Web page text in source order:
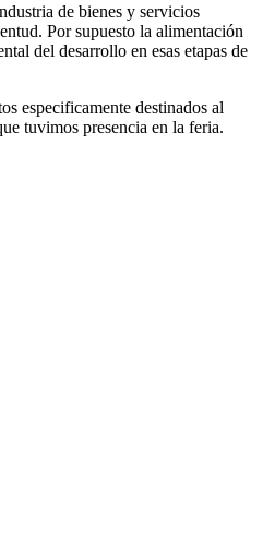
de bienes y servicios
Por supuesto la alimentación
del desarrollo en esas etapas de
especificamente destinados al
tuvimos presencia en la feria.